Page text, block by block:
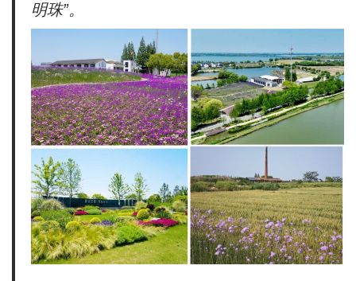
明珠”。